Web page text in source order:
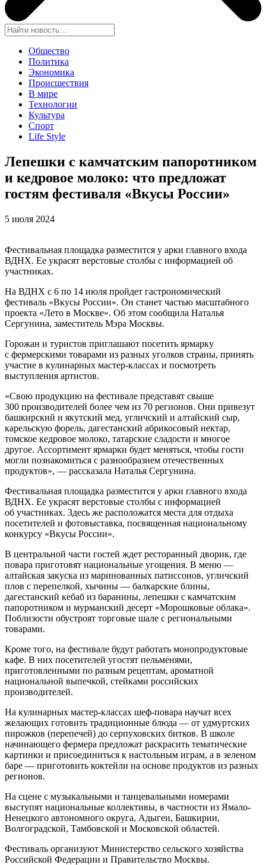
Общество
Политика
Экономика
Происшествия
В мире
Технологии
Культура
Спорт
Life Style
Лепешки с камчатским папоротником
и кедровое молоко: что предложат
гостям фестиваля «Вкусы России»
5 июля 2024
Фестивальная площадка разместится у арки главного входа
ВДНХ. Ее украсят верстовые столбы с информацией об
участниках.
На ВДНХ с 6 по 14 июля пройдет гастрономический
фестиваль «Вкусы России». Он станет частью масштабного
проекта «Лето в Москве». Об этом сообщила Наталья
Сергунина, заместитель Мэра Москвы.
Горожан и туристов приглашают посетить ярмарку
с фермерскими товарами из разных уголков страны, принять
участие в кулинарных мастер-классах и посмотреть
выступления артистов.
«Свою продукцию на фестивале представят свыше
300 производителей более чем из 70 регионов. Они привезут
башкирский и якутский мед, угличский и алтайский сыр,
карельскую форель, дагестанский абрикосовый нектар,
томское кедровое молоко, татарские сладости и многое
другое. Ассортимент ярмарки будет меняться, чтобы гости
могли познакомиться с разнообразием отечественных
продуктов», — рассказала Наталья Сергунина.
Фестивальная площадка разместится у арки главного входа
ВДНХ. Ее украсят верстовые столбы с информацией
об участниках. Здесь же расположатся места для отдыха
посетителей и фотовыставка, посвященная национальному
конкурсу «Вкусы России».
В центральной части гостей ждет ресторанный дворик, где
повара приготовят национальные угощения. В меню —
алтайская закуска из маринованных патиссонов, угличский
плов с перепелкой, хычины — балкарские блины,
дагестанский кебаб из баранины, лепешки с камчатским
папоротником и мурманский десерт «Морошковые облака».
Поблизости обустроят торговые шале с региональными
товарами.
Кроме того, на фестивале будут работать монопродуктовые
кафе. В них посетителей угостят пельменями,
приготовленными по разным рецептам, ароматной
национальной выпечкой, стейками российских
производителей.
На кулинарных мастер-классах шеф-повара научат всех
желающих готовить традиционные блюда — от удмуртских
пирожков (перепечей) до серпуховских битков. В школе
начинающего фермера предложат раскрасить тематические
картинки и присоединиться к настольным играм, а в зеленом
баре — приготовить коктейли на основе продуктов из разных
регионов.
На сцене с музыкальными и танцевальными номерами
выступят национальные коллективы, в частности из Ямало-
Ненецкого автономного округа, Адыгеи, Башкирии,
Волгоградской, Тамбовской и Московской областей.
Фестиваль организуют Министерство сельского хозяйства
Российской Федерации и Правительство Москвы.